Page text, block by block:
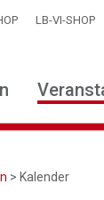
LB-VI-SHOP
> Kalender